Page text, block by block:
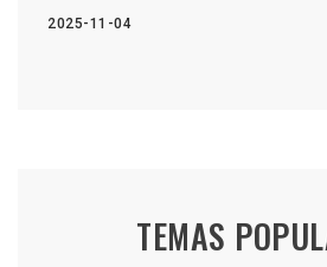
2025-11-04
TEMAS